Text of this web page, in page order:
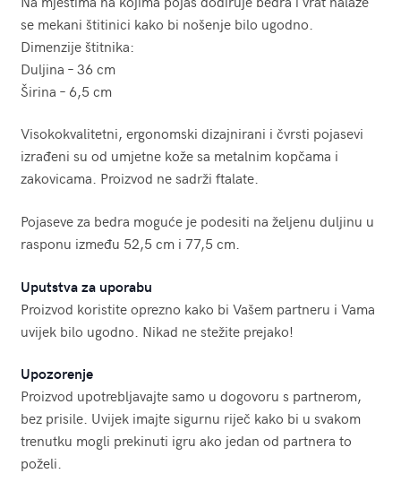
se mekani štitinici kako bi nošenje bilo ugodno.
Dimenzije štitnika:
Duljina – 36 cm
Širina – 6,5 cm
Visokokvalitetni, ergonomski dizajnirani i čvrsti pojasevi
izrađeni su od umjetne kože sa metalnim kopčama i
zakovicama. Proizvod ne sadrži ftalate.
Pojaseve za bedra moguće je podesiti na željenu duljinu u
rasponu između 52,5 cm i 77,5 cm.
Uputstva za uporabu
Proizvod koristite oprezno kako bi Vašem partneru i Vama
uvijek bilo ugodno. Nikad ne stežite prejako!
Upozorenje
Proizvod upotrebljavajte samo u dogovoru s partnerom,
bez prisile. Uvijek imajte sigurnu riječ kako bi u svakom
trenutku mogli prekinuti igru ako jedan od partnera to
poželi.